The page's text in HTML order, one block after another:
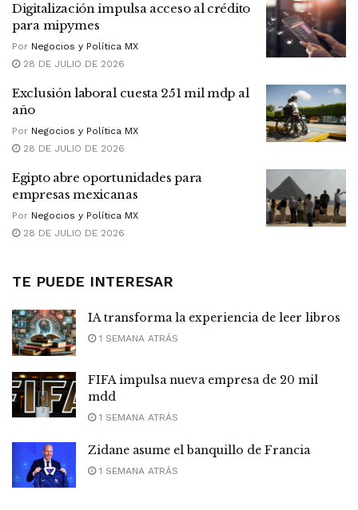
Digitalización impulsa acceso al crédito
para mipymes
Por Negocios y Política MX
28 DE JULIO DE 2026
Exclusión laboral cuesta 251 mil mdp al
año
Por Negocios y Política MX
28 DE JULIO DE 2026
Egipto abre oportunidades para
empresas mexicanas
Por Negocios y Política MX
28 DE JULIO DE 2026
TE PUEDE INTERESAR
IA transforma la experiencia de leer libros
1 SEMANA ATRÁS
FIFA impulsa nueva empresa de 20 mil
mdd
1 SEMANA ATRÁS
Zidane asume el banquillo de Francia
1 SEMANA ATRÁS